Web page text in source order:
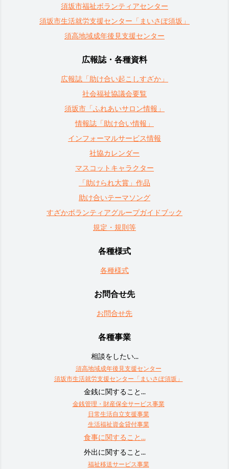
須坂市福祉ボランティアセンター
須坂市生活就労支援センター「まいさぽ須坂」
須高地域成年後見支援センター
広報誌・各種資料
広報誌「助け合い起こしすざか」
社会福祉協議会要覧
須坂市「ふれあいサロン情報」
情報誌「助け合い情報」
インフォーマルサービス情報
社協カレンダー
マスコットキャラクター
「助けられ大賞」作品
助け合いテーマソング
すざかボランティアグループガイドブック
規定・規則等
各種様式
各種様式
お問合せ先
お問合せ先
各種事業
相談をしたい...
須高地域成年後見支援センター
須坂市生活就労支援センター「まいさぽ須坂」
金銭に関すること...
金銭管理・財産保全サービス事業
日常生活自立支援事業
生活福祉資金貸付事業
食事に関すること...
外出に関すること...
福祉移送サービス事業